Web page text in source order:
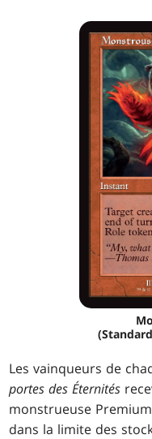
Les vainqueurs de
portes des Éternités
monstrueuse
dans la limite des